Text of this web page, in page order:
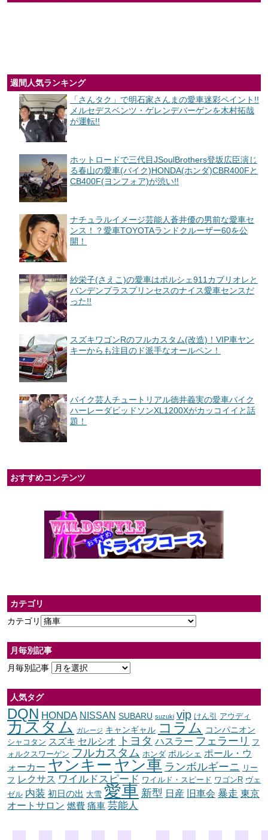
週間人気ランキング
「さんタク」で明石家さんまの愛車迷彩ペイント!!
メルセデスベンツ・ゲレンデバーゲンを木村拓哉
が運転!!
ホットロードで三代目JSoulBrothers登坂広臣演じ
る春山の愛車(バイク)HONDA(ホンダ)CBR400Fと
CB400F(ヨンフォア)が渋い!!
ナチュラルイメージ芸能人蒼井優の男前な愛車セ
ンス！？愛車TOYOTAランドクルーザー60を公
開！
紗栄子(さえこ)の愛車はポルシェ911カブリオレと
バンデンプラスプリンセスのナイス愛車センスだ
った!!
スズキワゴンRのフルカスタム(改造)！VIP車ヤン
キーからも注目のド派手なオールペン！
バイク芸人チュートリアル徳井義実の愛車バイク
ハーレーダビッドソンXL1200Xがカッコイイと話
題！
おすすめコンテンツ
カテゴリ
カテゴリ
月毎別記事
月毎別記事
人気タグ
DQN HONDA NISSAN SUBARU suzuki vip けん引 アウディ
カスタム ガレージ キャンギャル コラム コンパニオン
シャコタン スズキ セルシオ トヨタ ハスラー フェラーリ
フ
ォルクスワーゲン フルカスタム ホンダ ポルシェ ポール・ウ
ォーカー ヤンキー ヤン車 ランボルギーニ
リー
フ レクサス ワイルドスピード ワイルド・スピード ワゴンR ヴェ
ゼル 内装 初日の出 大雪 愛車 新型 日産 旧車会 暴走 東京
オートサロン 燃費 痛車 芸能人